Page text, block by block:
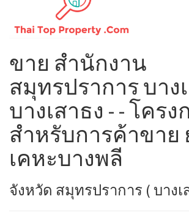
ขาย สำนักงาน
สมุทรปราการ บาง
บางเสาธง - - โคร
สำหรับการค้าขาย
เคหะบางพลี
จังหวัด สมุทรปราการ ( บางเ